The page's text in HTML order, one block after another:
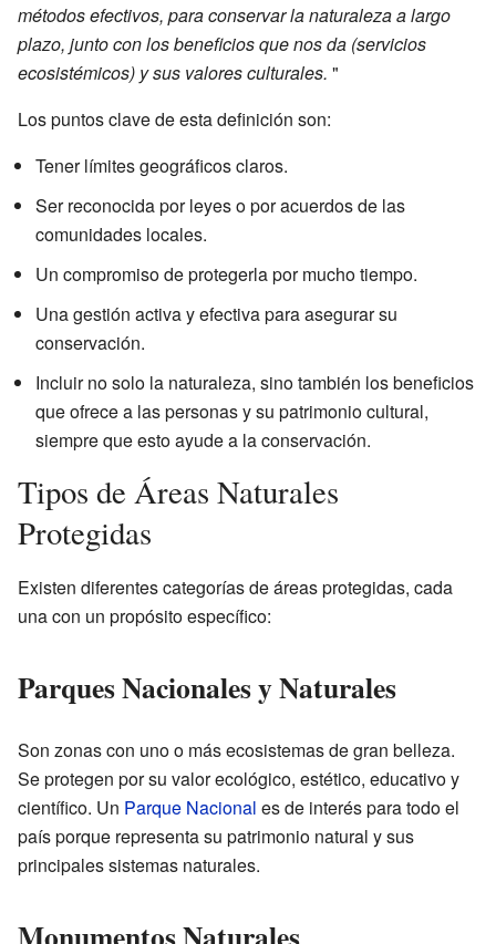
métodos efectivos, para conservar la naturaleza a largo
plazo, junto con los beneficios que nos da (servicios
ecosistémicos) y sus valores culturales. "
Los puntos clave de esta definición son:
Tener límites geográficos claros.
Ser reconocida por leyes o por acuerdos de las
comunidades locales.
Un compromiso de protegerla por mucho tiempo.
Una gestión activa y efectiva para asegurar su
conservación.
Incluir no solo la naturaleza, sino también los beneficios
que ofrece a las personas y su patrimonio cultural,
siempre que esto ayude a la conservación.
Tipos de Áreas Naturales
Protegidas
Existen diferentes categorías de áreas protegidas, cada
una con un propósito específico:
Parques Nacionales y Naturales
Son zonas con uno o más ecosistemas de gran belleza.
Se protegen por su valor ecológico, estético, educativo y
científico. Un Parque Nacional es de interés para todo el
país porque representa su patrimonio natural y sus
principales sistemas naturales.